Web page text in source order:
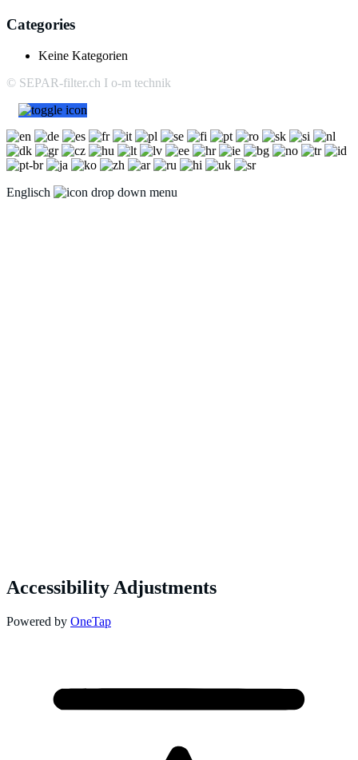
Categories
Keine Kategorien
© SEPAR-filter.ch I o-m technik
Englisch
Accessibility Adjustments
Powered by OneTap